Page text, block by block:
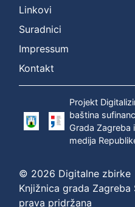
Linkovi
Suradnici
Impressum
Kontakt
Projekt
baština
Grada Zagreba
medija
© 2026 Digitalne zbirke
Knjižnica grada Zagreba
prava pridržana